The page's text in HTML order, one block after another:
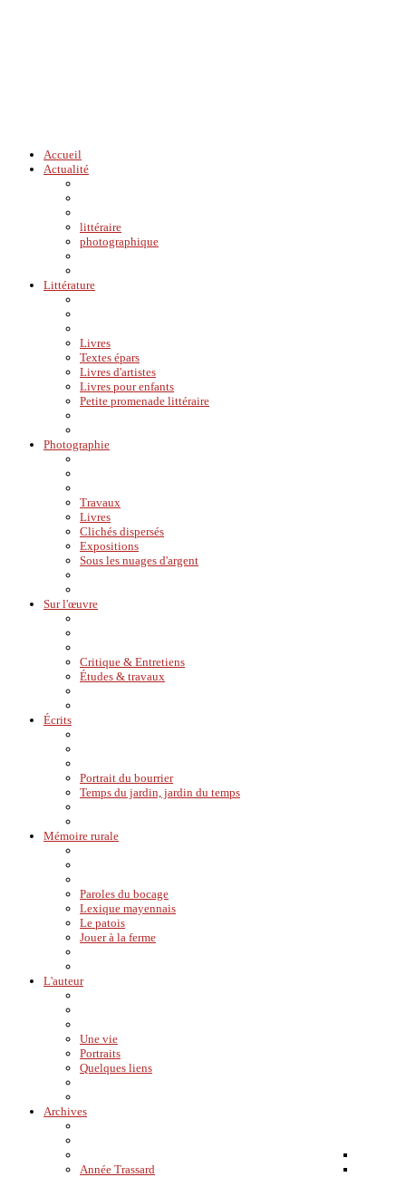
Accueil
Actualité
littéraire
photographique
Littérature
Livres
Textes épars
Livres d'artistes
Livres pour enfants
Petite promenade littéraire
Photographie
Travaux
Livres
Clichés dispersés
Expositions
Sous les nuages d'argent
Sur l'œuvre
Critique & Entretiens
Études & travaux
Écrits
Portrait du bourrier
Temps du jardin, jardin du temps
Mémoire rurale
Paroles du bocage
Lexique mayennais
Le patois
Jouer à la ferme
L'auteur
Une vie
Portraits
Quelques liens
Archives
Année Trassard